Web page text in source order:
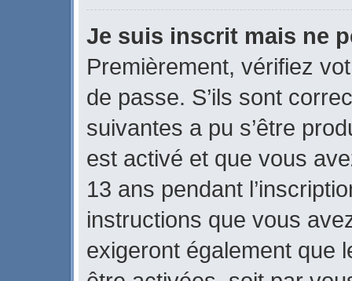
Je suis inscrit mais ne
Premièrement, vérifiez
de passe. S’ils sont
suivantes a pu s’être
est activé et que vous
13 ans pendant
instructions que vous
exigeront également que